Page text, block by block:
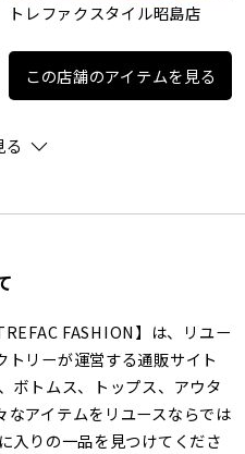
トレファクスタイル昭島店
この店舗のアイテムを見る
る
FASHION】は、リユー
トリーが運営する通販サイト
ボトムス、トップス、アウタ
アイテムをリユースならでは
入りの一品を見つけてくださ